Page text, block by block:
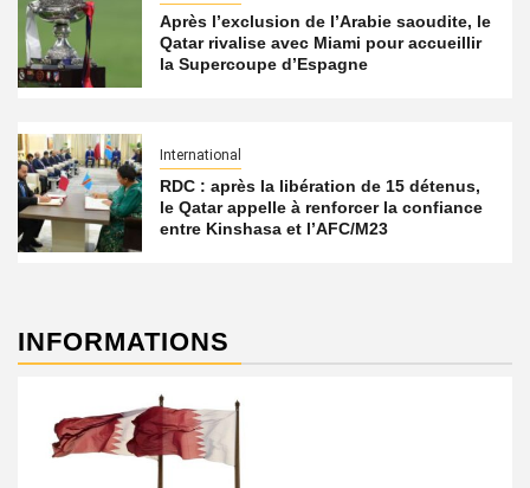
Après l’exclusion de l’Arabie saoudite, le
Qatar rivalise avec Miami pour accueillir
la Supercoupe d’Espagne
International
RDC : après la libération de 15 détenus,
le Qatar appelle à renforcer la confiance
entre Kinshasa et l’AFC/M23
INFORMATIONS